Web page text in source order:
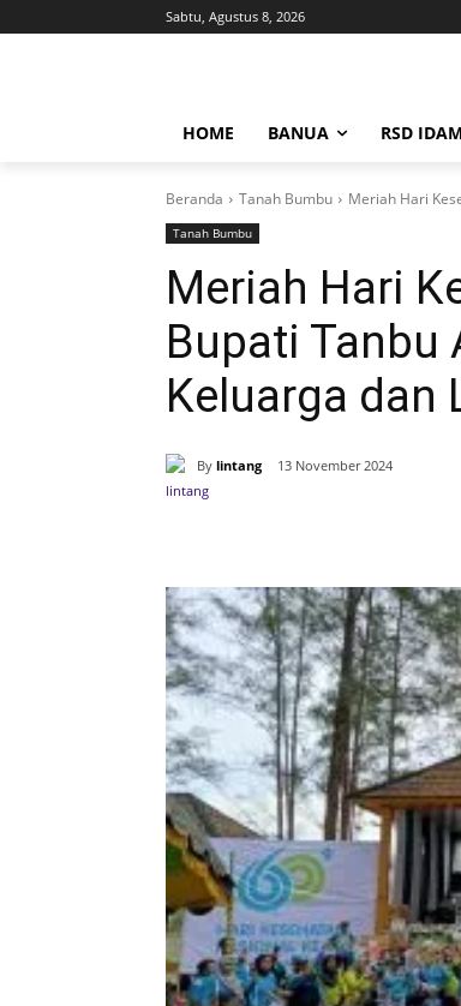
Sabtu, Agustus 8, 2026
HOME BANUA RSD
Beranda Tanah Bumbu Meriah Hari
Tanah Bumbu
Meriah Hari
Bupati Tanbu
Keluarga dan
By lintang 13 November 2024